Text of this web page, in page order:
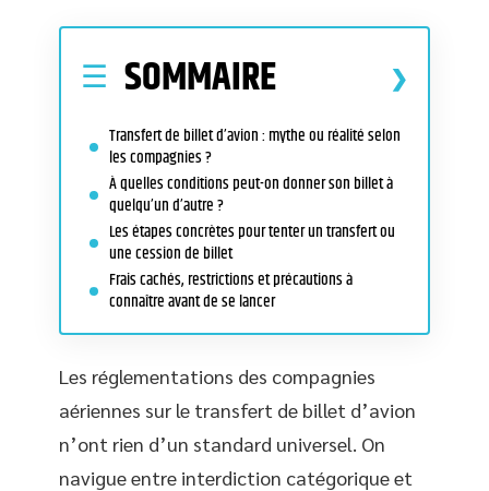
SOMMAIRE
Transfert de billet d’avion : mythe ou réalité selon
les compagnies ?
À quelles conditions peut-on donner son billet à
quelqu’un d’autre ?
Les étapes concrètes pour tenter un transfert ou
une cession de billet
Frais cachés, restrictions et précautions à
connaître avant de se lancer
Les réglementations des compagnies
aériennes sur le transfert de billet d’avion
n’ont rien d’un standard universel. On
navigue entre interdiction catégorique et